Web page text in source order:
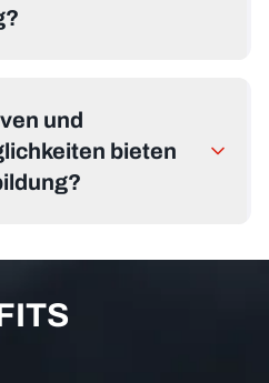
und
bieten